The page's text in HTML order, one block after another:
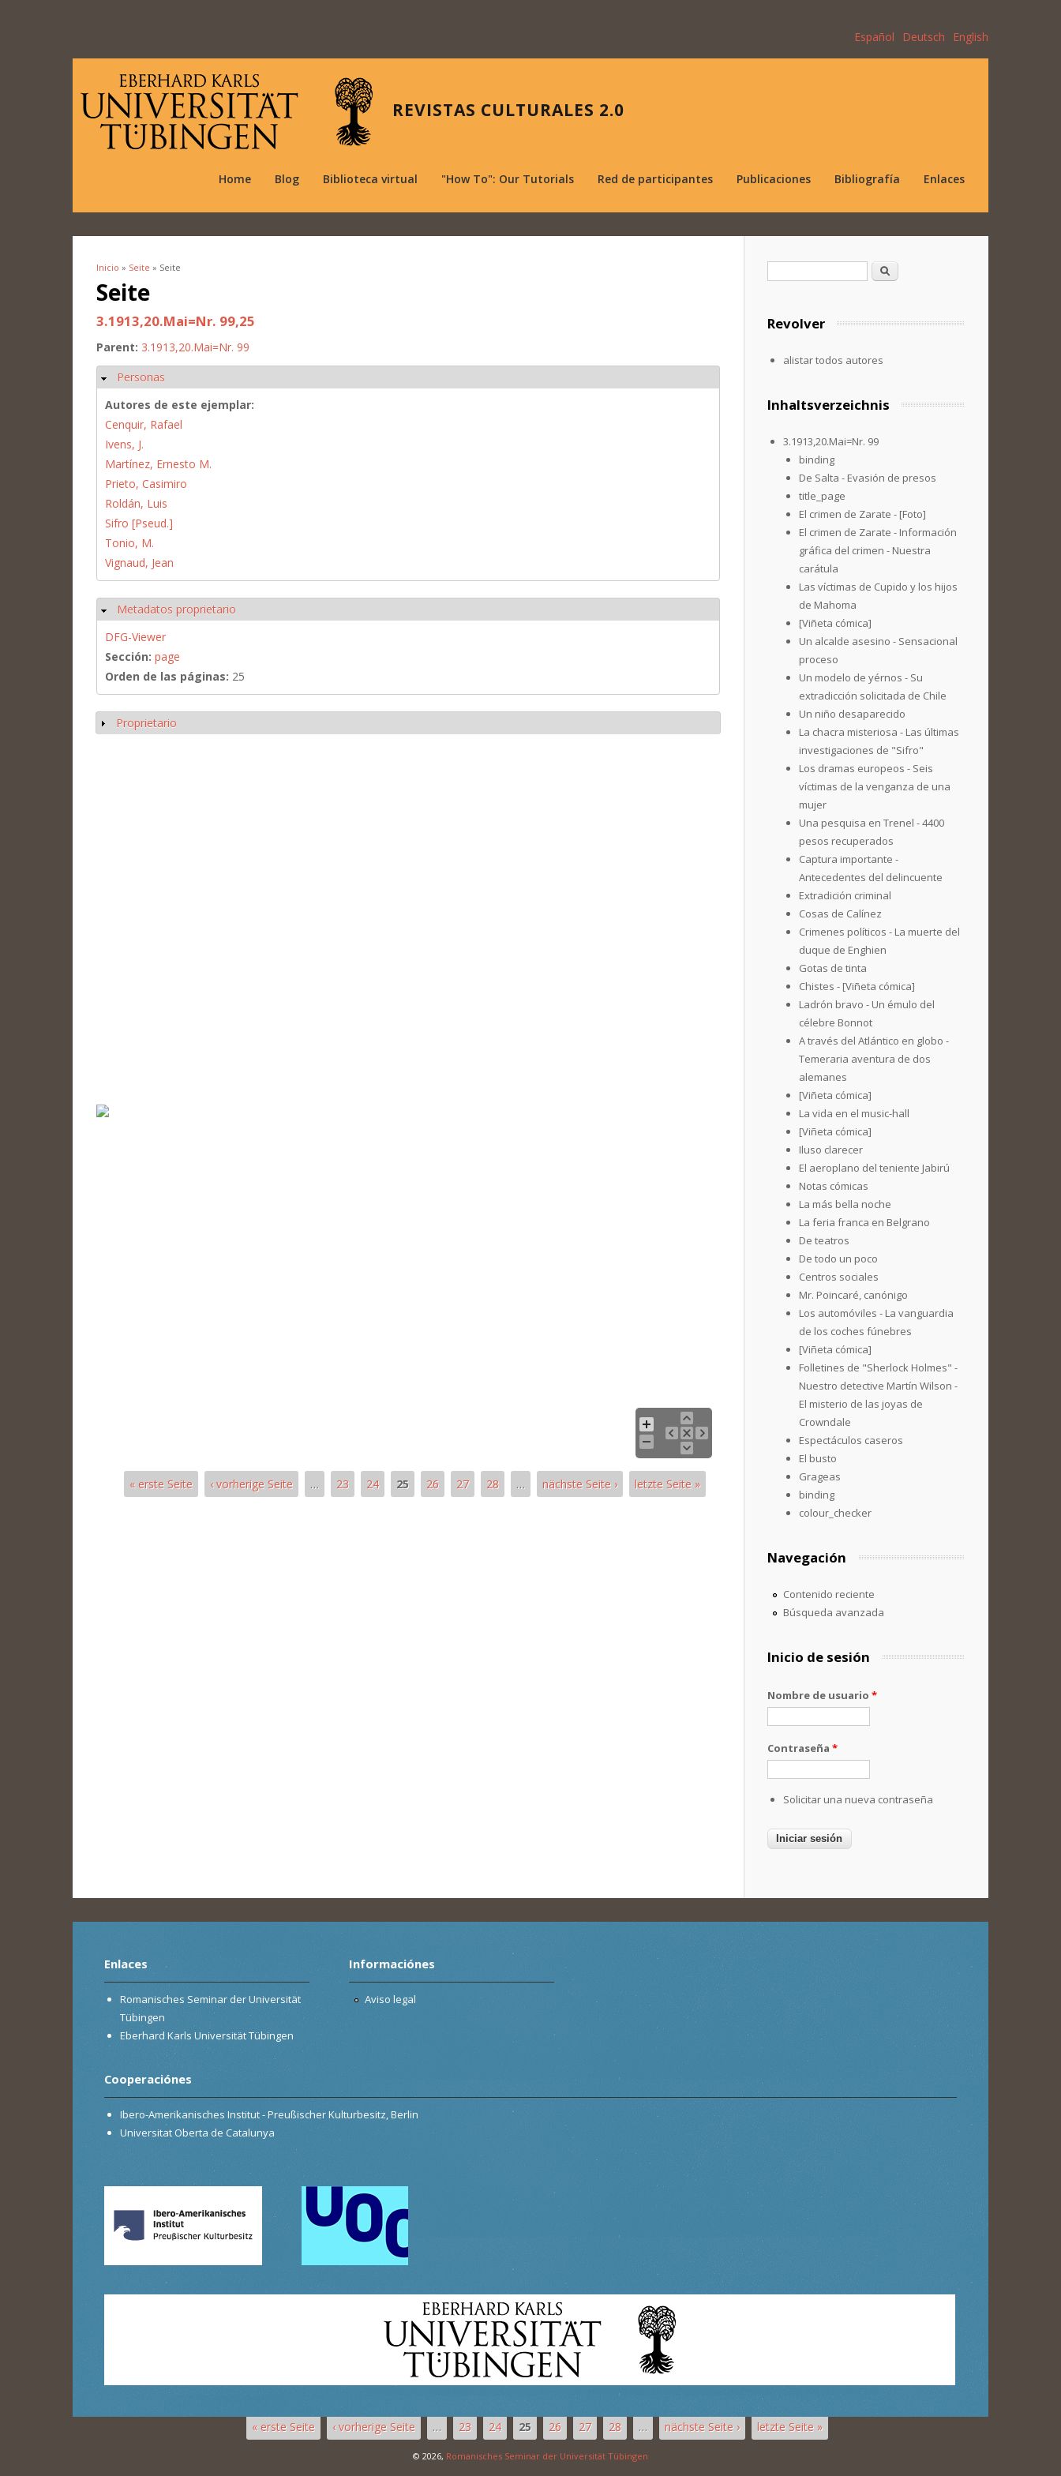
Español Deutsch English
REVISTAS CULTURALES 2.0
Home Blog Biblioteca virtual "How To": Our Tutorials Red de participantes Publicaciones Bibliografía Enlaces
Se encuentra usted aquí
Inicio » Seite » Seite
Seite
3.1913,20.Mai=Nr. 99,25
Parent: 3.1913,20.Mai=Nr. 99
Ocultar
Personas
Autores de este ejemplar:
Cenquir, Rafael
Ivens, J.
Martínez, Ernesto M.
Prieto, Casimiro
Roldán, Luis
Sifro [Pseud.]
Tonio, M.
Vignaud, Jean
Ocultar
Metadatos proprietario
DFG-Viewer
Sección: page
Orden de las páginas: 25
Mostrar
Proprietario
« erste Seite ‹ vorherige Seite … 23 24 25 26 27 28 … nächste Seite › letzte Seite »
Formulario de búsqueda
Buscar
Revolver
alistar todos autores
Inhaltsverzeichnis
3.1913,20.Mai=Nr. 99
binding
De Salta - Evasión de presos
title_page
El crimen de Zarate - [Foto]
El crimen de Zarate - Información
gráfica del crimen - Nuestra
carátula
Las víctimas de Cupido y los hijos
de Mahoma
[Viñeta cómica]
Un alcalde asesino - Sensacional
proceso
Un modelo de yérnos - Su
extradicción solicitada de Chile
Un niño desaparecido
La chacra misteriosa - Las últimas
investigaciones de "Sifro"
Los dramas europeos - Seis
víctimas de la venganza de una
mujer
Una pesquisa en Trenel - 4400
pesos recuperados
Captura importante -
Antecedentes del delincuente
Extradición criminal
Cosas de Calínez
Crimenes políticos - La muerte del
duque de Enghien
Gotas de tinta
Chistes - [Viñeta cómica]
Ladrón bravo - Un émulo del
célebre Bonnot
A través del Atlántico en globo -
Temeraria aventura de dos
alemanes
[Viñeta cómica]
La vida en el music-hall
[Viñeta cómica]
Iluso clarecer
El aeroplano del teniente Jabirú
Notas cómicas
La más bella noche
La feria franca en Belgrano
De teatros
De todo un poco
Centros sociales
Mr. Poincaré, canónigo
Los automóviles - La vanguardia
de los coches fúnebres
[Viñeta cómica]
Folletines de "Sherlock Holmes" -
Nuestro detective Martín Wilson -
El misterio de las joyas de
Crowndale
Espectáculos caseros
El busto
Grageas
binding
colour_checker
Navegación
Contenido reciente
Búsqueda avanzada
Inicio de sesión
Nombre de usuario *
Contraseña *
Solicitar una nueva contraseña
Enlaces
Romanisches Seminar der Universität
Tübingen
Eberhard Karls Universität Tübingen
Informaciónes
Aviso legal
Cooperaciónes
Ibero-Amerikanisches Institut - Preußischer Kulturbesitz, Berlin
Universitat Oberta de Catalunya
« erste Seite ‹ vorherige Seite … 23 24 25 26 27 28 … nächste Seite › letzte Seite »
© 2026, Romanisches Seminar der Universität Tübingen